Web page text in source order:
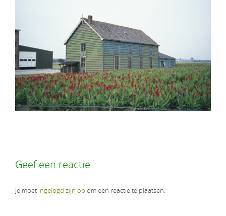
Geef een reactie
Je moet ingelogd zijn op om een reactie te plaatsen.